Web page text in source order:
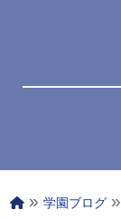
» 学園ブログ»